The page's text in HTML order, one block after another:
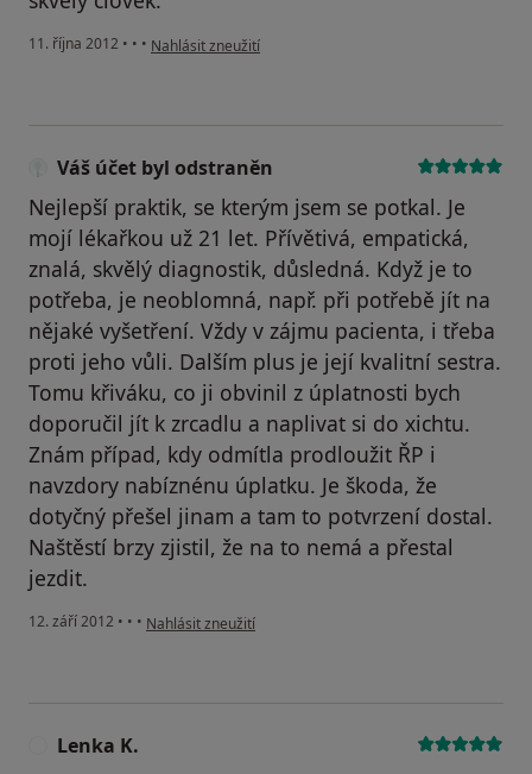
11. října 2012 • • • podle názoru uživatele Váš účet byl odstraněn
Nahlásit zneužití
Váš účet byl odstraněn
Nejlepší praktik, se kterým jsem se potkal. Je
mojí lékařkou už 21 let. Přívětivá, empatická,
znalá, skvělý diagnostik, důsledná. Když je to
potřeba, je neoblomná, např. při potřebě jít na
nějaké vyšetření. Vždy v zájmu pacienta, i třeba
proti jeho vůli. Dalším plus je její kvalitní sestra.
Tomu křiváku, co ji obvinil z úplatnosti bych
doporučil jít k zrcadlu a naplivat si do xichtu.
Znám případ, kdy odmítla prodloužit ŘP i
navzdory nabíznénu úplatku. Je škoda, že
dotyčný přešel jinam a tam to potvrzení dostal.
Naštěstí brzy zjistil, že na to nemá a přestal
jezdit.
12. září 2012 • • • podle názoru uživatele Váš účet byl odstraněn
Nahlásit zneužití
Lenka K.